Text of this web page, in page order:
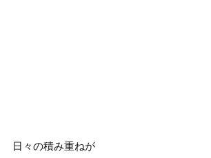
日々の積み重ねが